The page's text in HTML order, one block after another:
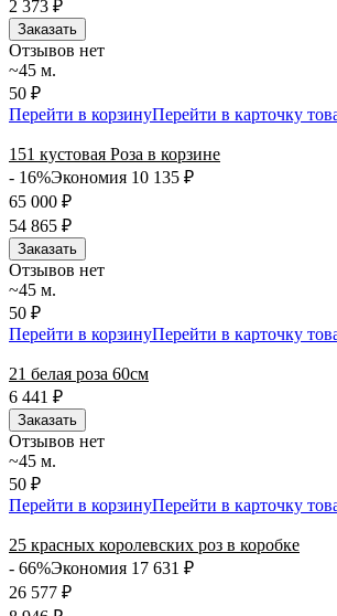
2 373 ₽
Заказать
Отзывов нет
~45 м.
50 ₽
Перейти в корзинуПерейти в карточку
151 кустовая Роза в корзине
- 16%Экономия 10 135 ₽
65 000 ₽
54 865 ₽
Заказать
Отзывов нет
~45 м.
50 ₽
Перейти в корзинуПерейти в карточку
21 белая роза 60см
6 441
₽
Заказать
Отзывов нет
~45 м.
50 ₽
Перейти в корзинуПерейти в карточку
25 красных королевских роз в коробке
- 66%Экономия 17 631 ₽
26 577 ₽